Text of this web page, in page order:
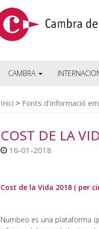
CAMBRA
Inici > Fonts d'informació
COST DE LA
16-01-2018
Cost de la Vida 2018 ( per
Numbeo es una plataforma